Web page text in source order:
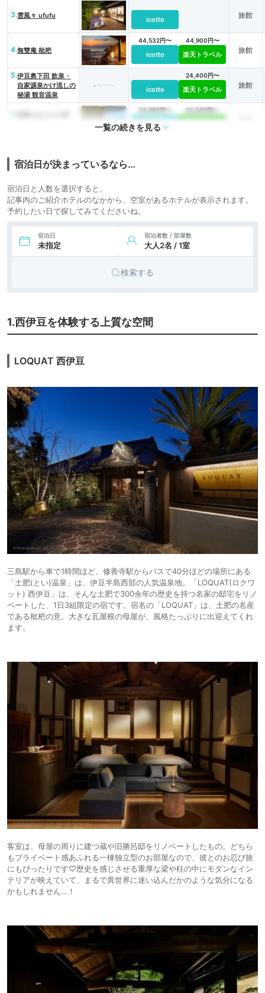
3.雲風々 ufufu icotto 旅館
4.無雙庵 枇杷
44,532円〜
icotto
44,900円〜
楽天トラベル 旅館
5.伊豆奥下田 飲泉・
自家源泉かけ流しの
秘湯 観音温泉
icotto
24,400円〜
楽天トラベル 旅館
54,950円〜
icotto
52,300円〜
8.
野の花亭 こむらさ
き
一覧の続きを見る
宿泊日が決まっているなら…
宿泊日と人数を選択すると、
記事内のご紹介ホテルのなかから、空室があるホテルが表示されます。
予約したい日で探してみてくださいね。
宿泊日
未指定
宿泊者数 / 部屋数
大人2名 / 1室
検索する
1.西伊豆を体験する上質な空間
LOQUAT 西伊豆
三島駅から車で1時間ほど、修善寺駅からバスで40分ほどの場所にある
「土肥(とい)温泉」は、伊豆半島西部の人気温泉地。「LOQUAT(ロクワ
ット) 西伊豆」は、そんな土肥で300余年の歴史を持つ名家の邸宅をリノ
ベートした、1日3組限定の宿です。宿名の「LOQUAT」は、土肥の名産
である枇杷の意。大きな瓦屋根の母屋が、風格たっぷりに出迎えてくれ
ます。
客室は、母屋の周りに建つ蔵や旧勝呂邸をリノベートしたもの。どちら
もプライベート感あふれる一棟独立型のお部屋なので、彼とのお忍び旅
にもぴったりです♡歴史を感じさせる重厚な梁や柱の中にモダンなイン
テリアが映えていて、まるで異世界に迷い込んだかのような気分になる
かもしれません…！